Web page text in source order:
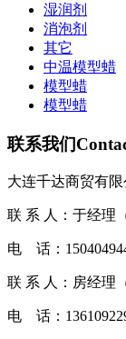
湿润剂
消泡剂
其它
中温模型蜡
模型蜡
​模型蜡
联系我们
大连千达商贸有限
联 系 人：于经理
电 话：
联 系 人：房经理
电 话：